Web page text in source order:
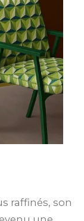
raffinés, son